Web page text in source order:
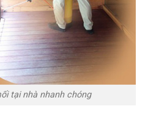
tại nhà nhanh chóng